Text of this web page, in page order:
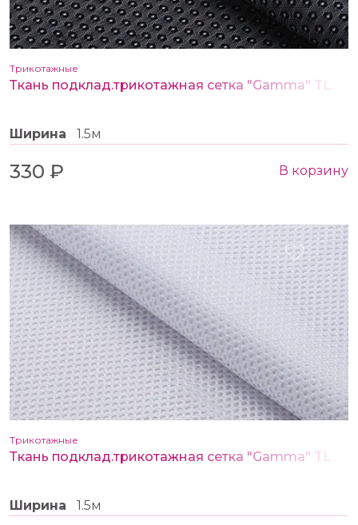
Трикотажные
Ширина 1.5м
330 ₽ В корзину
Трикотажные
Ширина 1.5м